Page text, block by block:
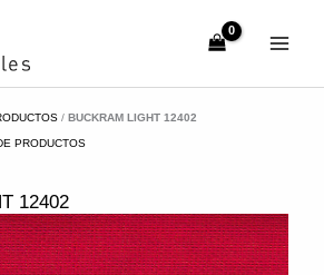
/BUCKRAM LIGHT 12402
PRODUCTOS
12402